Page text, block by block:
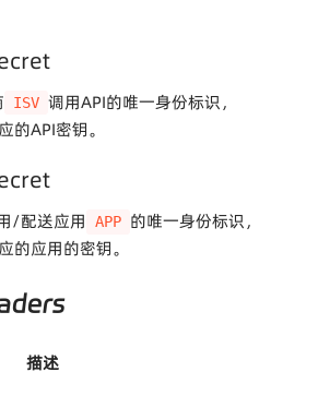
ISV 调用API的唯一身份标识，
的API密钥。
/配送应用 APP 的唯一身份标识，
的应用的密钥。
描述